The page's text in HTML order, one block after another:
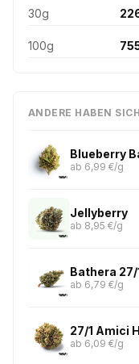
30g
100g
ANDERE HABEN
Blueberry
ab 6,99 €/g
Jellyberry
ab 8,95 €/g
Bathera 27/
ab 6,79 €/g
27/1 Amici
ab 6,09 €/g